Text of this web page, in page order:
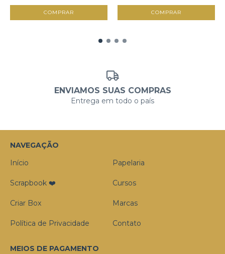
ENVIAMOS SUAS COMPRAS
Entrega em todo o país
NAVEGAÇÃO
Início
Papelaria
Scrapbook ❤️ Cursos
Criar Box Marcas
Política de Privacidade Contato
MEIOS DE PAGAMENTO